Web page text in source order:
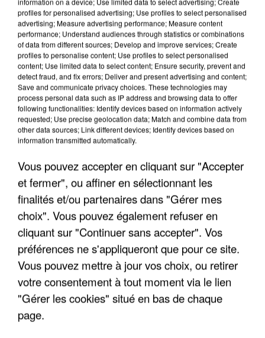
APRÈS TOUTES CES CANICULES, LES REFUGES
DE FAUNE SAUVAGE SONT...
profiles for personalised advertising; Use profiles to select personalised
advertising; Measure advertising performance; Measure content
performance; Understand audiences through statistics or combinations
of data from different sources; Develop and improve services; Create
profiles to personalise content; Use profiles to select personalised
content; Use limited data to select content; Ensure security, prevent and
detect fraud, and fix errors; Deliver and present advertising and content;
Save and communicate privacy choices. These technologies may
process personal data such as IP address and browsing data to offer
following functionalities: Identify devices based on information actively
requested; Use precise geolocation data; Match and combine data from
other data sources; Link different devices; Identify devices based on
information transmitted automatically.
Vous pouvez accepter en cliquant sur "Accepter
et fermer", ou affiner en sélectionnant les
finalités et/ou partenaires dans "Gérer mes
choix". Vous pouvez également refuser en
cliquant sur "Continuer sans accepter". Vos
préférences ne s'appliqueront que pour ce site.
Vous pouvez mettre à jour vos choix, ou retirer
votre consentement à tout moment via le lien
"Gérer les cookies" situé en bas de chaque
page.